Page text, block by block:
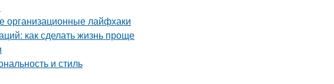
организационные лайфхаки
как сделать жизнь проще
и стиль